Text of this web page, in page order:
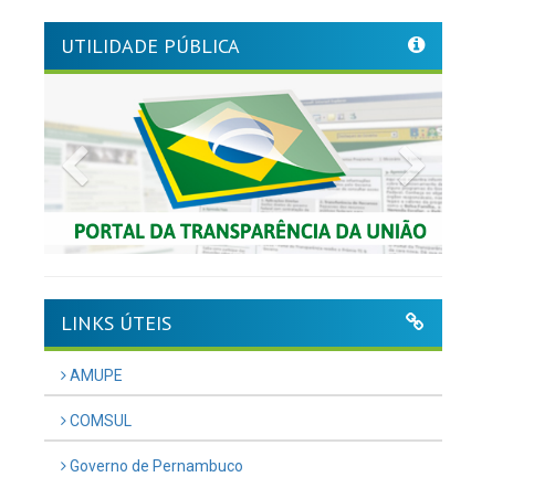
UTILIDADE PÚBLICA
Previous
LINKS ÚTEIS
AMUPE
COMSUL
Governo de Pernambuco